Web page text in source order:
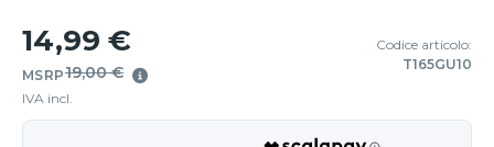
14,99 €
MSRP19,00 €
IVA incl.
Codice articolo:
T165GU10